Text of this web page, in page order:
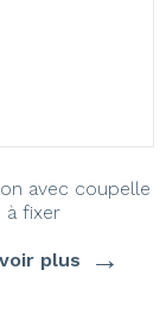
avec coupelle
à fixer
plus →